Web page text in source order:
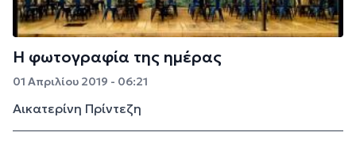
Η φωτογραφία της ημέρας
01 Απριλίου 2019 - 06:21
Αικατερίνη Πρίντεζη